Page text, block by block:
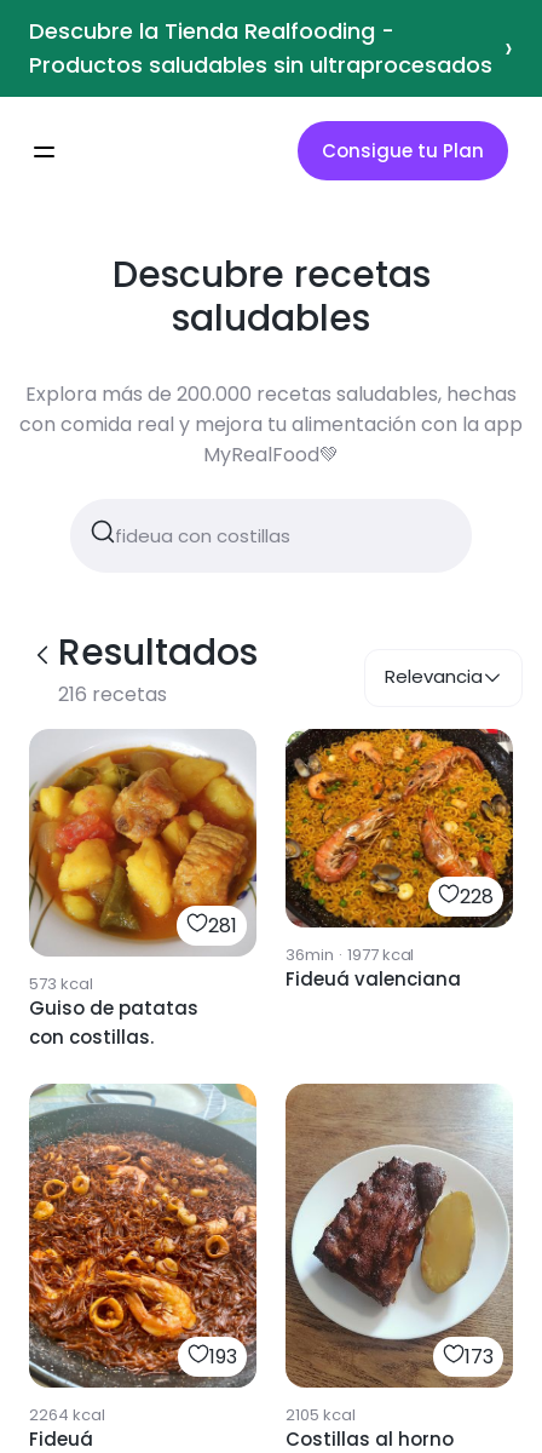
Descubre la Tienda Realfooding -
Productos saludables sin ultraprocesados ›
Consigue tu Plan
Descubre recetas
saludables
Explora más de 200.000 recetas saludables, hechas
con comida real y mejora tu alimentación con la app
MyRealFood💚
Resultados
216 recetas
Relevancia
281
573 kcal
Guiso de patatas
con costillas.
228
36min · 1977kcal
Fideuá valenciana
193
2264 kcal
Fideuá
173
2105 kcal
Costillas al horno